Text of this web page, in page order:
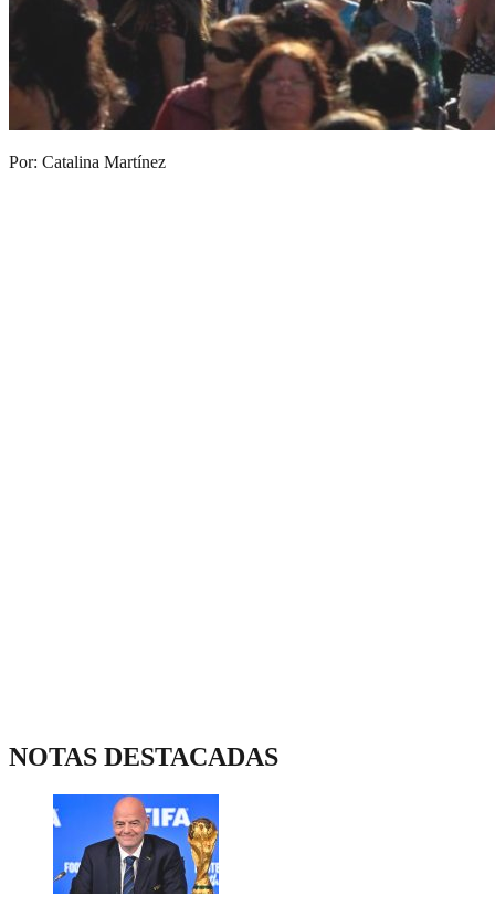
Por: Catalina Martínez
NOTAS DESTACADAS